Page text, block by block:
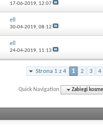
17-06-2019, 12:07
ell
30-04-2019, 08:12
ell
24-04-2019, 11:13
Strona 1 z 4 1 2 3 4
Quick Navigation Zabiegi